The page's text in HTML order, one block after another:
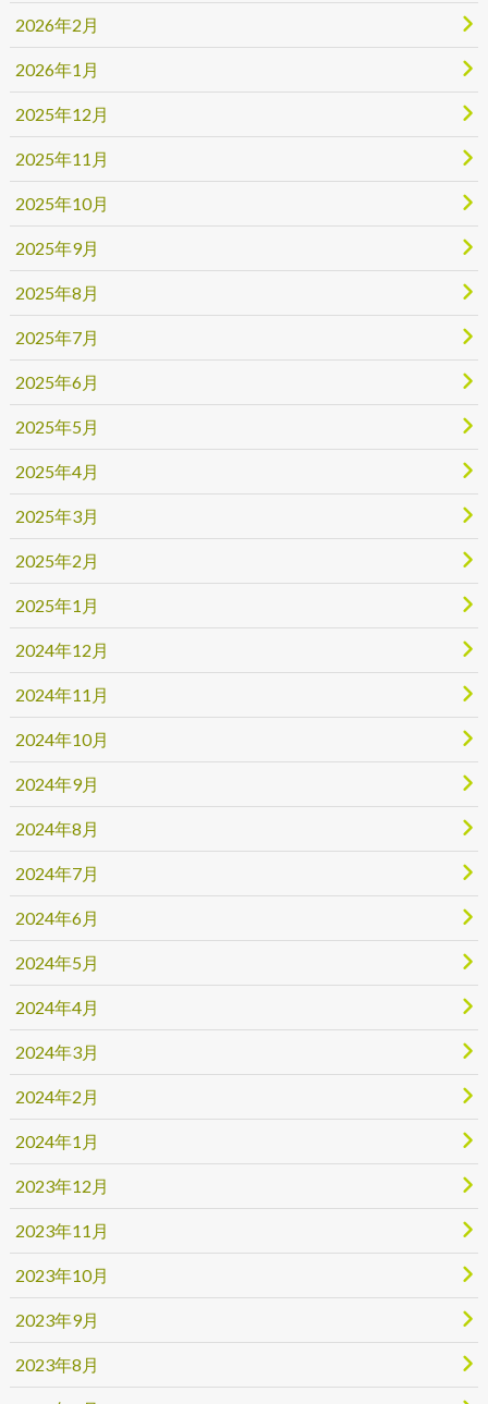
2026年2月
2026年1月
2025年12月
2025年11月
2025年10月
2025年9月
2025年8月
2025年7月
2025年6月
2025年5月
2025年4月
2025年3月
2025年2月
2025年1月
2024年12月
2024年11月
2024年10月
2024年9月
2024年8月
2024年7月
2024年6月
2024年5月
2024年4月
2024年3月
2024年2月
2024年1月
2023年12月
2023年11月
2023年10月
2023年9月
2023年8月